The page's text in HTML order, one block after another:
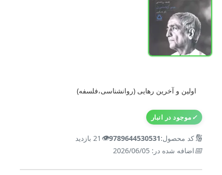
اولین و آخرین رهایی (روانشناسی،فلسفه)
✓موجود در انبار
🔢کد محصول:9789644530531
👁️ 21 بازدید
📅اضافه شده در: 2026/06/05